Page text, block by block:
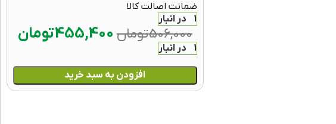
ضمانت اصالت کالا
1 در انبار
506,000تومان 455,400تومان
1 در انبار
افزودن به سبد خرید